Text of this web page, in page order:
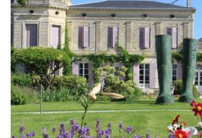
Schaumweine
Spirituosen
Diverse
Unsere Weine nach Ländern
Schweiz